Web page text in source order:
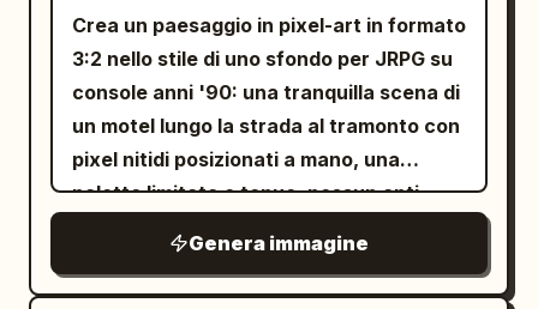
destra ha un arco giallo pallido e un
punto indicatore menta vicino alla parte
“2”. Tema rosso. La creatura è un
mostro rosso con un solo occhio che sta
in piedi in modo aggressivo, bocca
aperta con denti, un braccio sollevato
che lancia un crepitante globo magico
controllo a sinistra, illustrazione del
flusso di lavoro al centro, lista di
controllo a destra. Utilizzare linee
divisorie verticali tratteggiate tra le
zone. Lista di controllo a sinistra:
L'etichetta del titolo recita 不要 .
scartati, ognuno con una grande icona
voxel nera a forma di X a sinistra e una
Crea un paesaggio in pixel-art in formato
3:2 nello stile di uno sfondo per JRPG su
console anni '90: una tranquilla scena di
un motel lungo la strada al tramonto con
pixel nitidi posizionati a mano, una
palette limitata e tenue, nessun anti-
retrowave / vaporwave. Il primo piano
mostra un incrocio stradale asfaltato
Genera immagine